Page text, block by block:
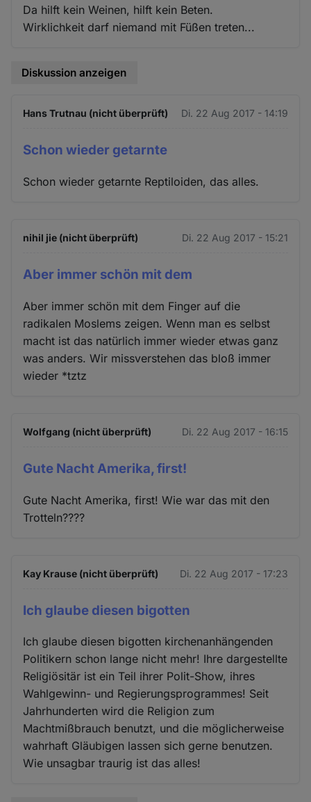
Da hilft kein Weinen, hilft kein Beten.
Wirklichkeit darf niemand mit Füßen treten...
Diskussion anzeigen
Hans Trutnau (nicht überprüft) Di. 22 Aug 2017 - 14:19
Schon wieder getarnte
Schon wieder getarnte Reptiloiden, das alles.
nihil jie (nicht überprüft) Di. 22 Aug 2017 - 15:21
Aber immer schön mit dem
Aber immer schön mit dem Finger auf die
radikalen Moslems zeigen. Wenn man es selbst
macht ist das natürlich immer wieder etwas ganz
was anders. Wir missverstehen das bloß immer
wieder *tztz
Wolfgang (nicht überprüft) Di. 22 Aug 2017 - 16:15
Gute Nacht Amerika, first!
Gute Nacht Amerika, first! Wie war das mit den
Trotteln????
Kay Krause (nicht überprüft) Di. 22 Aug 2017 - 17:23
Ich glaube diesen bigotten
Ich glaube diesen bigotten kirchenanhängenden
Politikern schon lange nicht mehr! Ihre dargestellte
Religiösitär ist ein Teil ihrer Polit-Show, ihres
Wahlgewinn- und Regierungsprogrammes! Seit
Jahrhunderten wird die Religion zum
Machtmißbrauch benutzt, und die möglicherweise
wahrhaft Gläubigen lassen sich gerne benutzen.
Wie unsagbar traurig ist das alles!